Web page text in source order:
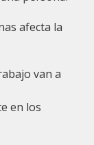
afecta la
van a
en los